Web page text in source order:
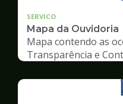
SERVICO
Mapa da Ouvidoria
Mapa contendo as
Transparência e